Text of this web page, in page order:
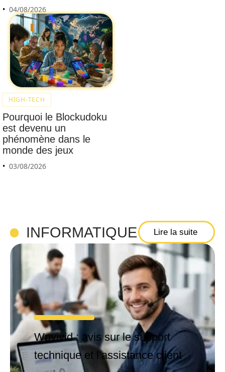
04/08/2026
HIGH-TECH
Pourquoi le Blockudoku
est devenu un
phénomène dans le
monde des jeux
03/08/2026
INFORMATIQUE Lire la suite
Wpvivid : avis sur le support
technique et l’assistance client